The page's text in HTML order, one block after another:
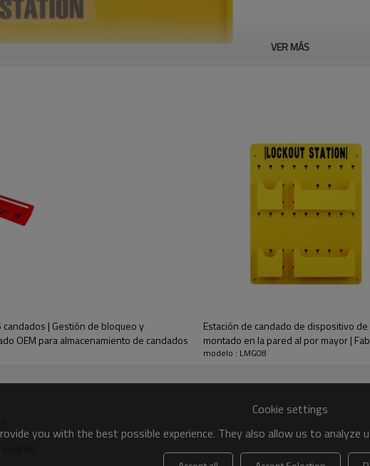
VER MÁS
| Gestión de bloqueo y
OEM para almacenamiento de candados
Estación de candado de dispositivo
montado en la pared al por mayor |
modelo : LMG08
Cookie settings
you with the best possible experience. They also allow us to